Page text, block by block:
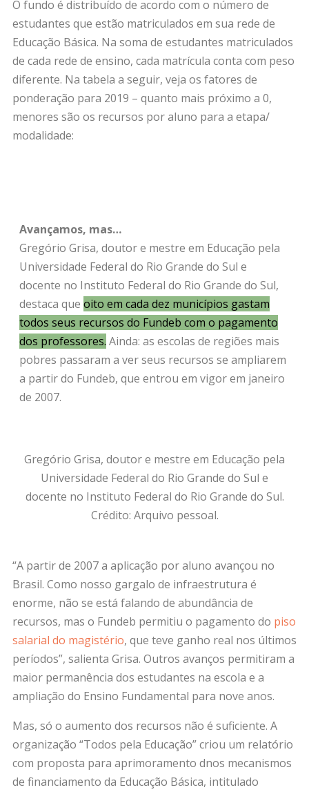
O fundo é distribuído de acordo com o número de
estudantes que estão matriculados em sua rede de
Educação Básica. Na soma de estudantes matriculados
de cada rede de ensino, cada matrícula conta com peso
diferente. Na tabela a seguir, veja os fatores de
ponderação para 2019 – quanto mais próximo a 0,
menores são os recursos por aluno para a etapa/
modalidade:
Avançamos, mas…
Gregório Grisa, doutor e mestre em Educação pela
Universidade Federal do Rio Grande do Sul e
docente no Instituto Federal do Rio Grande do Sul,
destaca que oito em cada dez municípios gastam
todos seus recursos do Fundeb com o pagamento
dos professores. Ainda: as escolas de regiões mais
pobres passaram a ver seus recursos se ampliarem
a partir do Fundeb, que entrou em vigor em janeiro
de 2007.
Gregório Grisa, doutor e mestre em Educação pela
Universidade Federal do Rio Grande do Sul e
docente no Instituto Federal do Rio Grande do Sul.
Crédito: Arquivo pessoal.
“A partir de 2007 a aplicação por aluno avançou no
Brasil. Como nosso gargalo de infraestrutura é
enorme, não se está falando de abundância de
recursos, mas o Fundeb permitiu o pagamento do piso
salarial do magistério, que teve ganho real nos últimos
períodos”, salienta Grisa. Outros avanços permitiram a
maior permanência dos estudantes na escola e a
ampliação do Ensino Fundamental para nove anos.
Mas, só o aumento dos recursos não é suficiente. A
organização “Todos pela Educação” criou um relatório
com proposta para aprimoramento dnos mecanismos
de financiamento da Educação Básica, intitulado